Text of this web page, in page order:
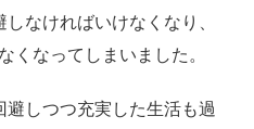
なければいけなくなり、
くなってしまいました。
しつつ充実した生活も過